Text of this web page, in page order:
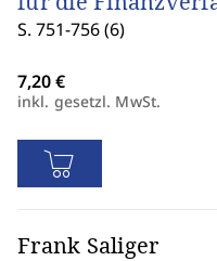
S. 751-756 (6)
inkl. gesetzl. MwSt.
Frank Saliger